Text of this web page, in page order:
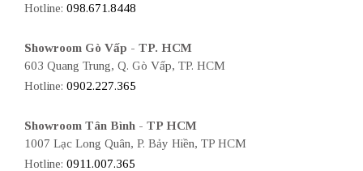
Hotline: 098.671.8448
Showroom Gò Vấp - TP. HCM
603 Quang Trung, Q. Gò Vấp, TP. HCM
Hotline: 0902.227.365
Showroom Tân Bình - TP HCM
1007 Lạc Long Quân, P. Bảy Hiền, TP HCM
Hotline: 0911.007.365